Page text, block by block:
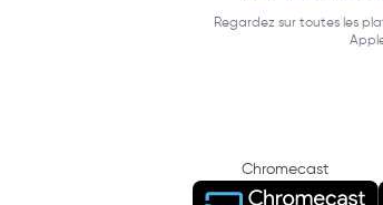
Regardez sur toutes les
Chromecast